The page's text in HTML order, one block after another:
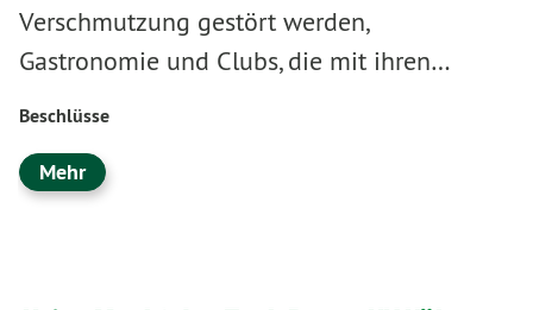
Verschmutzung gestört werden,
Gastronomie und Clubs, die mit ihren…
Beschlüsse
Mehr